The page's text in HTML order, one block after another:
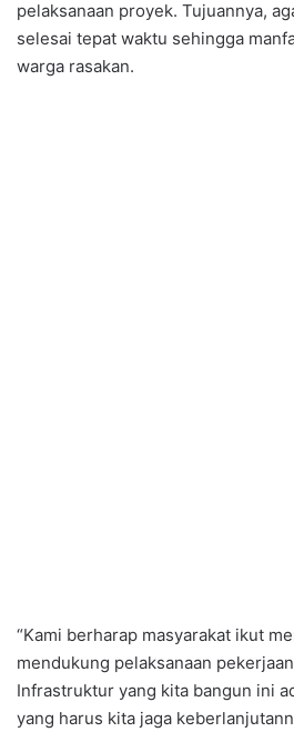
pelaksanaan proyek. Tujuannya,
selesai tepat waktu sehingga
warga rasakan.
“Kami berharap masyarakat ikut
mendukung pelaksanaan
Infrastruktur yang kita bangun ini
yang harus kita jaga